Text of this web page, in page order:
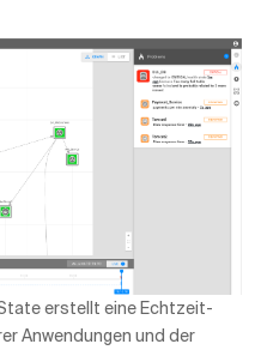
erstellt eine Echtzeit-
Anwendungen und der